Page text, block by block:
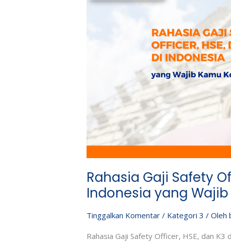
Rahasia Gaji Safety
Indonesia yang
Tinggalkan Komentar / Kategori 3 / Oleh
Rahasia Gaji Safety Officer, HSE, dan
Safety
Wajib
Kamu
Ketahui